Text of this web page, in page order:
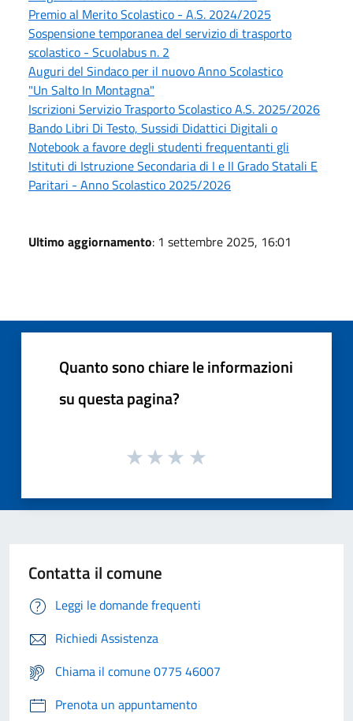
Premio al Merito Scolastico - A.S. 2024/2025
Sospensione temporanea del servizio di trasporto
scolastico - Scuolabus n. 2
Auguri del Sindaco per il nuovo Anno Scolastico
"Un Salto In Montagna"
Iscrizioni Servizio Trasporto Scolastico A.S. 2025/2026
Bando Libri Di Testo, Sussidi Didattici Digitali o
Notebook a favore degli studenti frequentanti gli
Istituti di Istruzione Secondaria di I e II Grado Statali E
Paritari - Anno Scolastico 2025/2026
Ultimo aggiornamento: 1 settembre 2025, 16:01
Quanto sono chiare le informazioni
su questa pagina?
Contatta il comune
Leggi le domande frequenti
Richiedi Assistenza
Chiama il comune 0775 46007
Prenota un appuntamento